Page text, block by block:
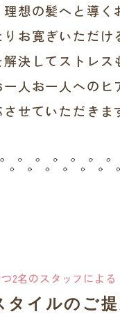
想の髪へと導く
お寛ぎいただけ
決してストレス
一人お一人へのヒ
せていただきま
2名のスタッフによる
タイルのご